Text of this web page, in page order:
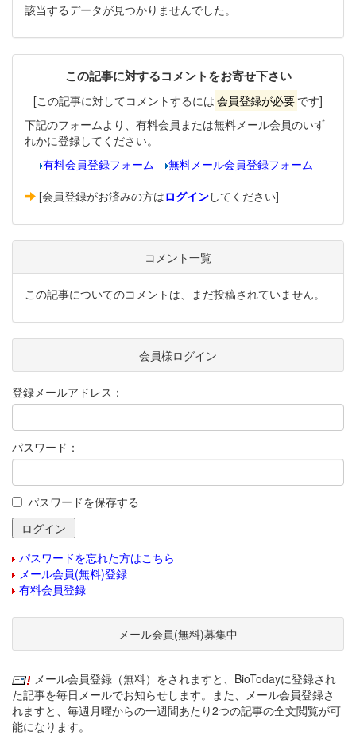
該当するデータが見つかりませんでした。
この記事に対するコメントをお寄せ下さい
[この記事に対してコメントするには 会員登録が必要 です]
下記のフォームより、有料会員または無料メール会員のいず
れかに登録してください。
有料会員登録フォーム
無料メール会員登録フォーム
[会員登録がお済みの方はログインしてください]
コメント一覧
この記事についてのコメントは、まだ投稿されていません。
会員様ログイン
登録メールアドレス：
パスワード：
パスワードを保存する
パスワードを忘れた方はこちら
メール会員(無料)登録
有料会員登録
メール会員(無料)募集中
メール会員登録（無料）をされますと、BioTodayに登録され
た記事を毎日メールでお知らせします。また、メール会員登録さ
れますと、毎週月曜からの一週間あたり2つの記事の全文閲覧が可
能になります。